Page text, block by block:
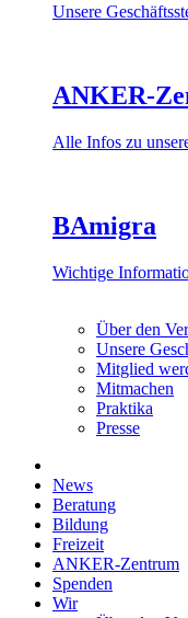
Unsere
ANKER-
Alle Infos zu
BAmigra
Wichtige
Über den
Unsere
Mitglied
Mitmachen
Praktika
Presse
News
Beratung
Bildung
Freizeit
ANKER-Zentrum
Spenden
Wir